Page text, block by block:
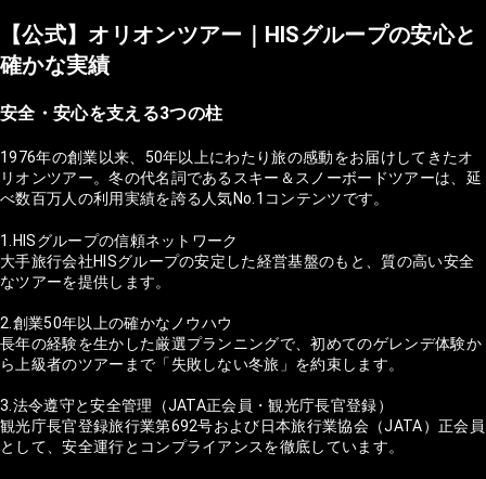
【公式】オリオンツアー｜HISグループの安心と
確かな実績
安全・安心を支える3つの柱
1976年の創業以来、50年以上にわたり旅の感動をお届けしてきたオ
リオンツアー。冬の代名詞であるスキー＆スノーボードツアーは、延
べ数百万人の利用実績を誇る人気No.1コンテンツです。
1.HISグループの信頼ネットワーク
大手旅行会社HISグループの安定した経営基盤のもと、質の高い安全
なツアーを提供します。
2.創業50年以上の確かなノウハウ
長年の経験を生かした厳選プランニングで、初めてのゲレンデ体験か
ら上級者のツアーまで「失敗しない冬旅」を約束します。
3.法令遵守と安全管理（JATA正会員・観光庁長官登録）
観光庁長官登録旅行業第692号および日本旅行業協会（JATA）正会員
として、安全運行とコンプライアンスを徹底しています。